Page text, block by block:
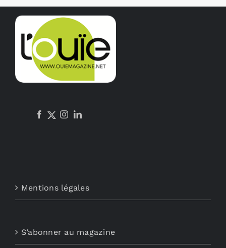
Mentions légales
S’abonner au magazine